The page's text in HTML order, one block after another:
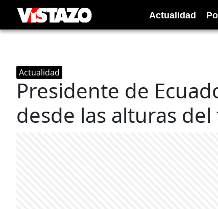
Actualidad
Actualidad
Presidente de
desde las alturas